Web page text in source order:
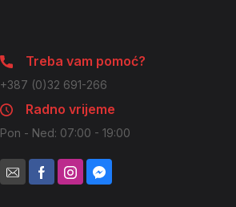
Treba vam pomoć?
+387 (0)32 691-266
Radno vrijeme
Pon - Ned: 07:00 - 19:00